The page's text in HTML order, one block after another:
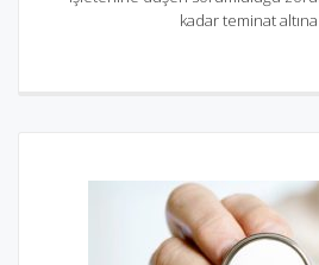
kadar teminat altına